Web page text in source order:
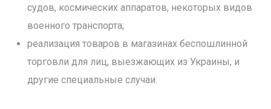
судов, космических аппаратов, некоторых видов
военного транспорта;
реализация товаров в магазинах беспошлинной
торговли для лиц, выезжающих из Украины, и
другие специальные случаи.